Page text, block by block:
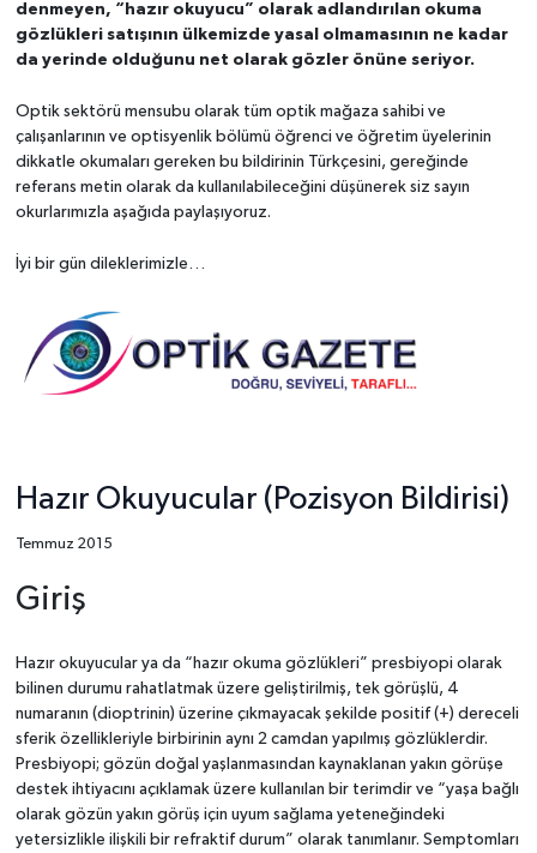
denmeyen, “hazır okuyucu” olarak adlandırılan okuma
gözlükleri satışının ülkemizde yasal olmamasının ne kadar
da yerinde olduğunu net olarak gözler önüne seriyor.
Optik sektörü mensubu olarak tüm optik mağaza sahibi ve
çalışanlarının ve optisyenlik bölümü öğrenci ve öğretim üyelerinin
dikkatle okumaları gereken bu bildirinin Türkçesini, gereğinde
referans metin olarak da kullanılabileceğini düşünerek siz sayın
okurlarımızla aşağıda paylaşıyoruz.
İyi bir gün dileklerimizle…
Hazır Okuyucular (Pozisyon Bildirisi)
Temmuz 2015
Giriş
Hazır okuyucular ya da “hazır okuma gözlükleri” presbiyopi olarak
bilinen durumu rahatlatmak üzere geliştirilmiş, tek görüşlü, 4
numaranın (dioptrinin) üzerine çıkmayacak şekilde positif (+) dereceli
sferik özellikleriyle birbirinin aynı 2 camdan yapılmış gözlüklerdir.
Presbiyopi; gözün doğal yaşlanmasından kaynaklanan yakın görüşe
destek ihtiyacını açıklamak üzere kullanılan bir terimdir ve “yaşa bağlı
olarak gözün yakın görüş için uyum sağlama yeteneğindeki
yetersizlikle ilişkili bir refraktif durum” olarak tanımlanır. Semptomları